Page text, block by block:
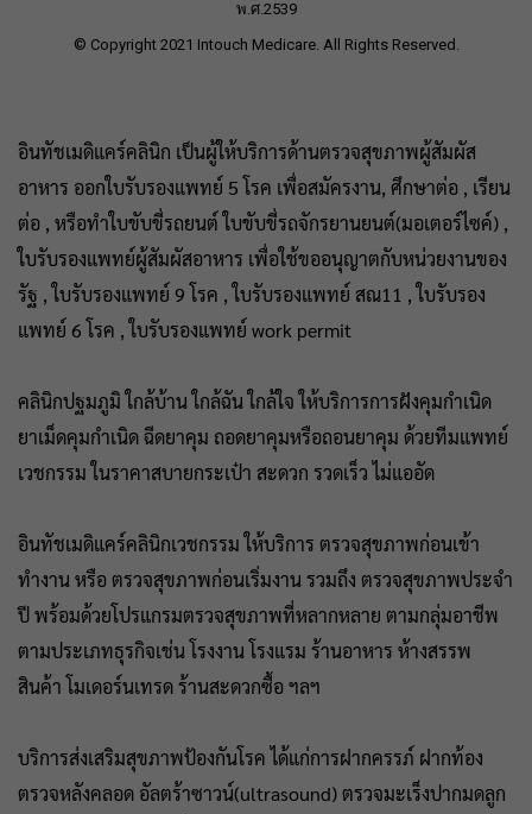
พ.ศ.2539
© Copyright 2021 Intouch Medicare. All Rights Reserved.
อินทัชเมดิแคร์คลินิก เป็นผู้ให้บริการด้านตรวจสุขภาพผู้สัมผัส
อาหาร ออกใบรับรองแพทย์ 5 โรค เพื่อสมัครงาน, ศึกษาต่อ , เรียน
ต่อ , หรือทำใบขับขี่รถยนต์ ใบขับขี่รถจักรยานยนต์(มอเตอร์ไซค์) ,
ใบรับรองแพทย์ผู้สัมผัสอาหาร เพื่อใช้ขออนุญาตกับหน่วยงานของ
รัฐ , ใบรับรองแพทย์ 9 โรค , ใบรับรองแพทย์ สณ11 , ใบรับรอง
แพทย์ 6 โรค , ใบรับรองแพทย์ work permit
คลินิกปฐมภูมิ ใกล้บ้าน ใกล้ฉัน ใกล้ใจ ให้บริการการฝังคุมกำเนิด
ยาเม็ดคุมกำเนิด ฉีดยาคุม ถอดยาคุมหรือถอนยาคุม ด้วยทีมแพทย์
เวชกรรม ในราคาสบายกระเป๋า สะดวก รวดเร็ว ไม่แออัด
อินทัชเมดิแคร์คลินิกเวชกรรม ให้บริการ ตรวจสุขภาพก่อนเข้า
ทำงาน หรือ ตรวจสุขภาพก่อนเริ่มงาน รวมถึง ตรวจสุขภาพประจำ
ปี พร้อมด้วยโปรแกรมตรวจสุขภาพที่หลากหลาย ตามกลุ่มอาชีพ
ตามประเภทธุรกิจเช่น โรงงาน โรงแรม ร้านอาหาร ห้างสรรพ
สินค้า โมเดอร์นเทรด ร้านสะดวกซื้อ ฯลฯ
บริการส่งเสริมสุขภาพป้องกันโรค ได้แก่การฝากครรภ์ ฝากท้อง
ตรวจหลังคลอด อัลตร้าซาวน์(ultrasound) ตรวจมะเร็งปากมดลูก